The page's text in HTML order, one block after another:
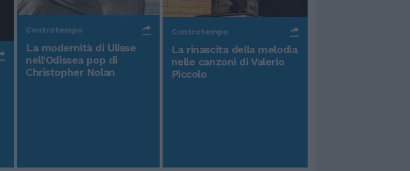
Controtempo
La modernità di Ulisse
nell'Odissea pop di
Christopher Nolan
Controtempo
La rinascita della melodia
nelle canzoni di Valerio
Piccolo